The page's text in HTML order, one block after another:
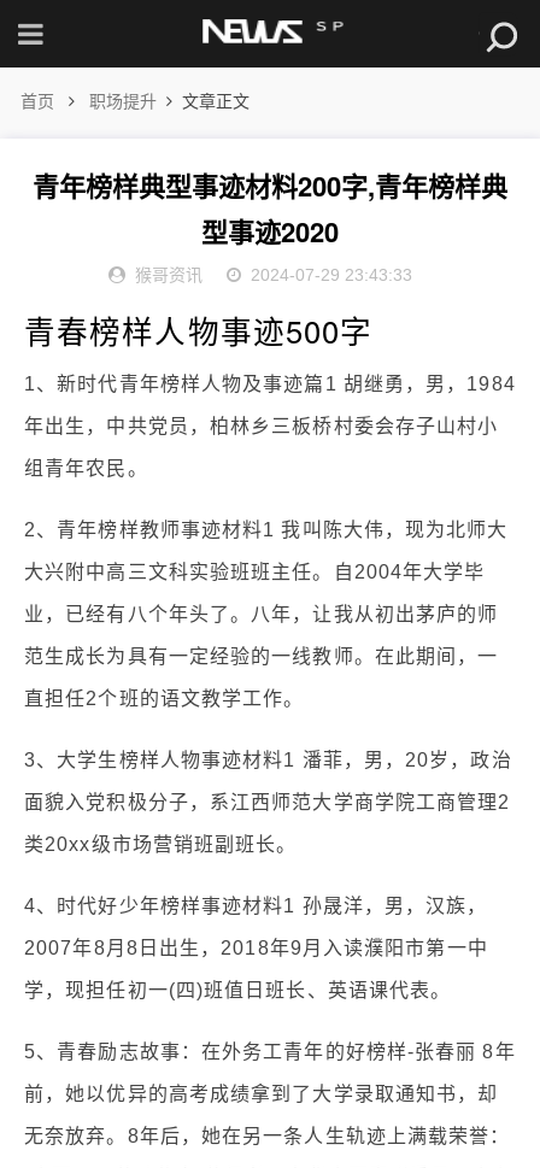
首页 职场提升 文章正文
青年榜样典型事迹材料200字,青年榜样典
型事迹2020
猴哥资讯 2024-07-29 23:43:33
青春榜样人物事迹500字
1、新时代青年榜样人物及事迹篇1 胡继勇，男，1984
年出生，中共党员，柏林乡三板桥村委会存子山村小
组青年农民。
2、青年榜样教师事迹材料1 我叫陈大伟，现为北师大
大兴附中高三文科实验班班主任。自2004年大学毕
业，已经有八个年头了。八年，让我从初出茅庐的师
范生成长为具有一定经验的一线教师。在此期间，一
直担任2个班的语文教学工作。
3、大学生榜样人物事迹材料1 潘菲，男，20岁，政治
面貌入党积极分子，系江西师范大学商学院工商管理2
类20xx级市场营销班副班长。
4、时代好少年榜样事迹材料1 孙晟洋，男，汉族，
2007年8月8日出生，2018年9月入读濮阳市第一中
学，现担任初一(四)班值日班长、英语课代表。
5、青春励志故事：在外务工青年的好榜样-张春丽 8年
前，她以优异的高考成绩拿到了大学录取通知书，却
无奈放弃。8年后，她在另一条人生轨迹上满载荣誉：